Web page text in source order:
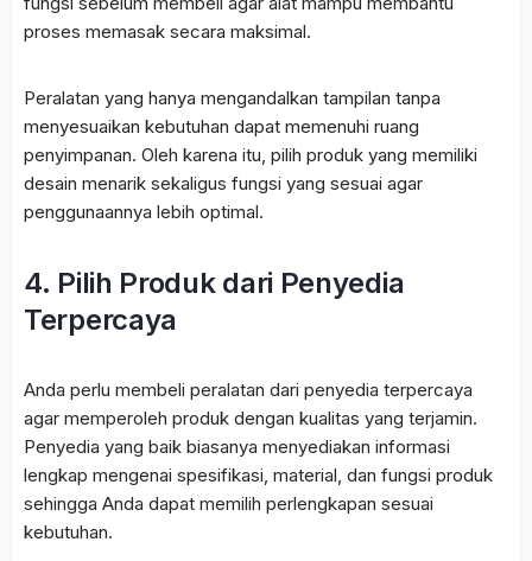
proses memasak secara maksimal.
Peralatan yang hanya mengandalkan tampilan tanpa
menyesuaikan kebutuhan dapat memenuhi ruang
penyimpanan. Oleh karena itu, pilih produk yang memiliki
desain menarik sekaligus fungsi yang sesuai agar
penggunaannya lebih optimal.
4. Pilih Produk dari Penyedia
Terpercaya
Anda perlu membeli peralatan dari penyedia terpercaya
agar memperoleh produk dengan kualitas yang terjamin.
Penyedia yang baik biasanya menyediakan informasi
lengkap mengenai spesifikasi, material, dan fungsi produk
sehingga Anda dapat memilih perlengkapan sesuai
kebutuhan.